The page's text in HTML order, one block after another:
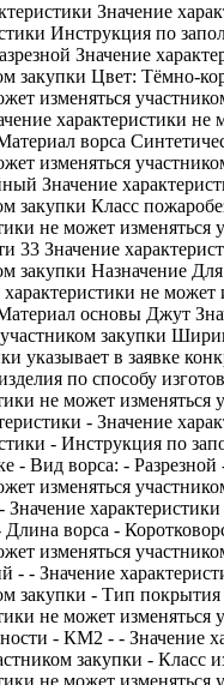
Значение
Инструкция по
Значение
закупки Цвет: Тёмно-
изменяться
характеристики не
ворса
изменяться
Значение
закупки Класс
не может изменяться
33 Значение
закупки Назначение
не может
основы Джут
закупки
указывает в заявке
по способу
не может изменяться
- Значение
- Инструкция по
- Вид ворса: - Разрезной
изменяться
Длина ворса -
изменяться
- - Значение
закупки - Тип
не может изменяться
- КМ2 - - Значение
закупки - Класс
не может изменяться